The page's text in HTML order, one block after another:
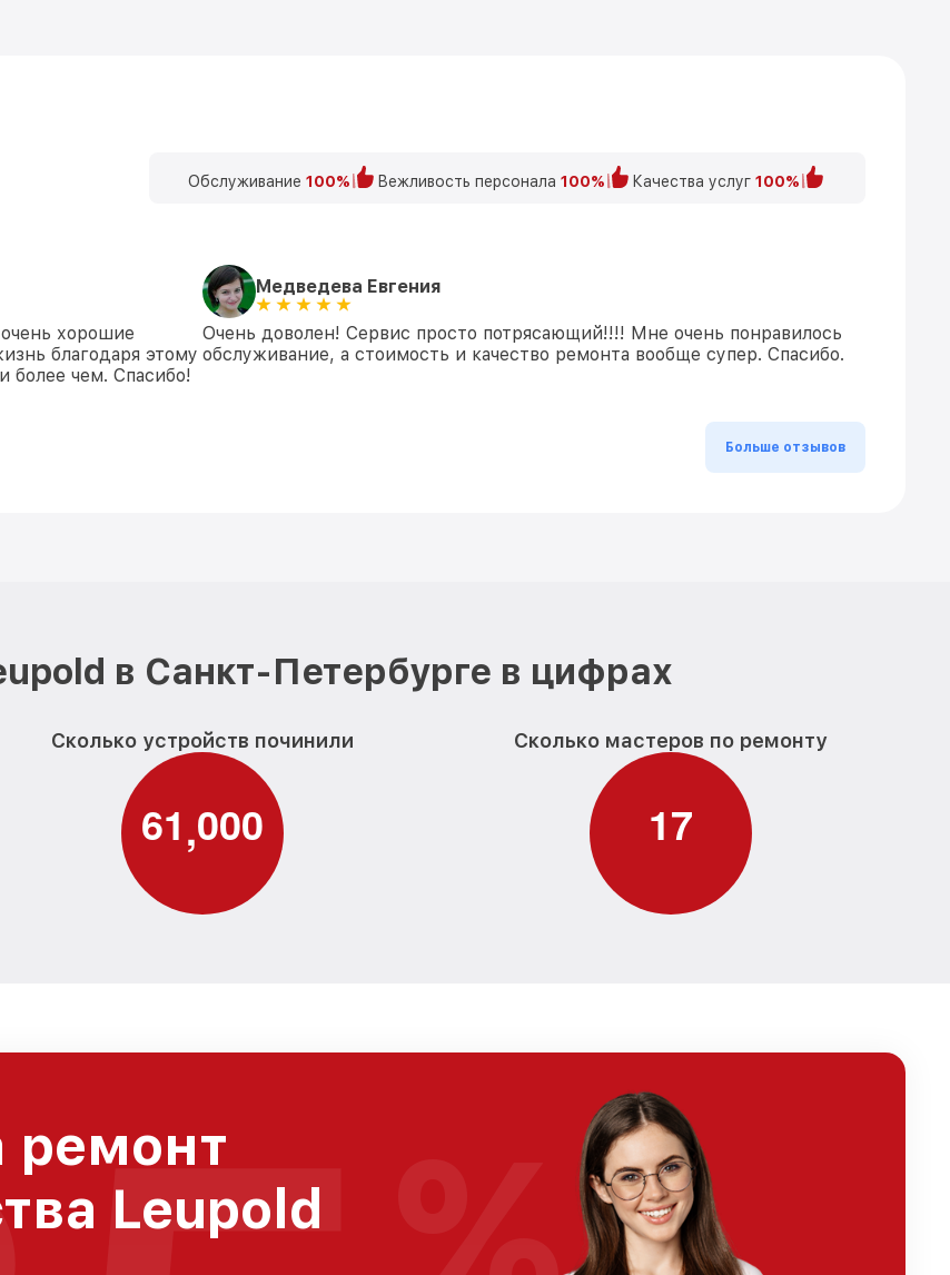
Обслуживание 100% Вежливость персонала 100% Качества услуг 100%
хорошие
благодаря этому
более чем. Спасибо!
Медведева Евгения
Очень доволен! Сервис просто потрясающий!!!! Мне очень понравилось
обслуживание, а стоимость и качество ремонта вообще супер. Спасибо.
Больше отзывов
в Санкт-Петербурге в цифрах
Сколько устройств починили
61,000
Сколько мастеров по ремонту
17
ремонт
Leupold